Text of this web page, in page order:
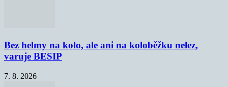
Bez helmy na kolo, ale ani na koloběžku nelez,
varuje BESIP
7. 8. 2026